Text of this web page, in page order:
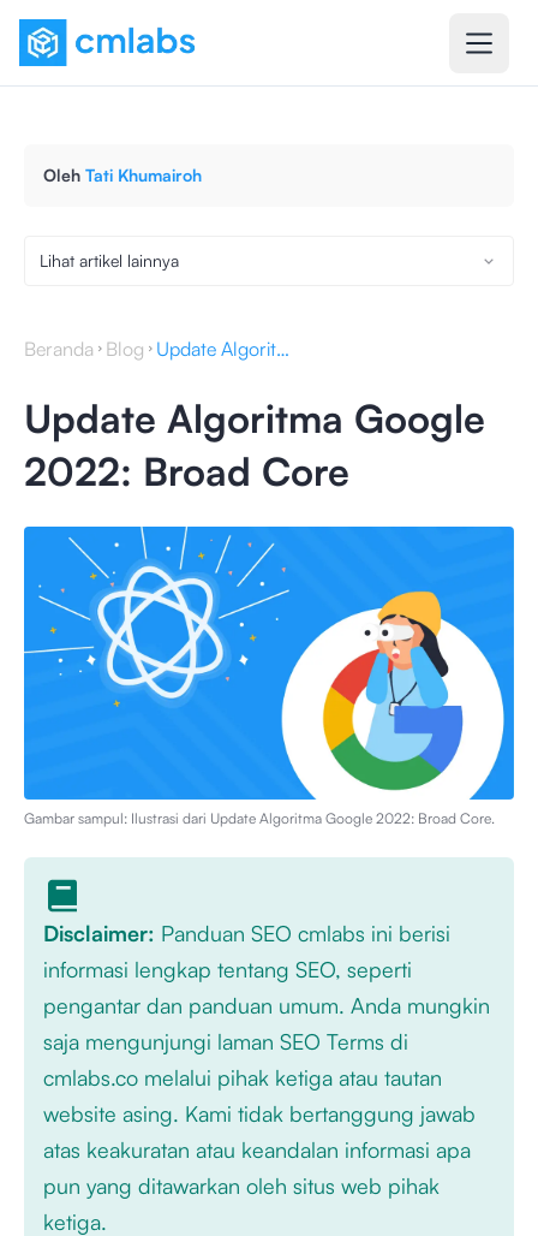
Oleh Tati Khumairoh
Lihat artikel lainnya
Beranda Blog Update Algoritma Google 2022: Broad Core
Update Algoritma Google
2022: Broad Core
Gambar sampul: Ilustrasi dari Update Algoritma Google 2022: Broad Core.
Disclaimer: Panduan SEO cmlabs ini berisi
informasi lengkap tentang SEO, seperti
pengantar dan panduan umum. Anda mungkin
saja mengunjungi laman SEO Terms di
cmlabs.co melalui pihak ketiga atau tautan
website asing. Kami tidak bertanggung jawab
atas keakuratan atau keandalan informasi apa
pun yang ditawarkan oleh situs web pihak
ketiga.